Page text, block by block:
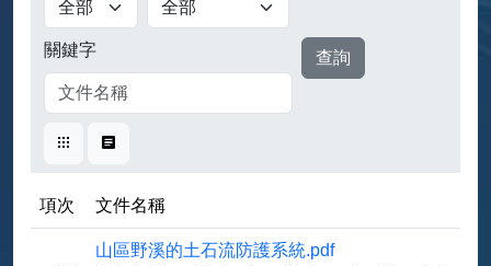
關鍵字 查詢
卡片式表格式
項次 文件名稱
山區野溪的土石流防護系統.pdf